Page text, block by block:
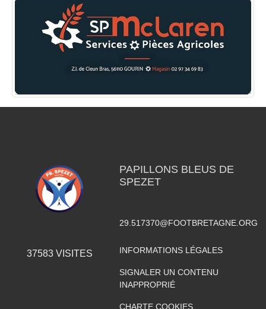
37583VISITES
PAPILLONS BLEUS DE
SPEZET
29.517370@FOOTBRETAGNE.ORG
INFORMATIONS LÉGALES
SIGNALER UN CONTENU
INAPPROPRIÉ
CHARTE COOKIES